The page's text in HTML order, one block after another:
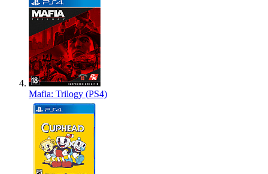
Mafia: Trilogy (PS4)